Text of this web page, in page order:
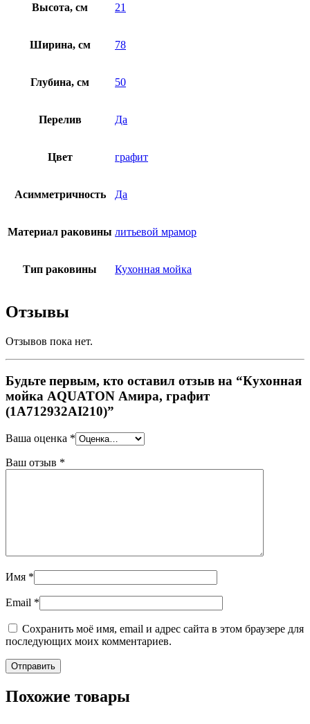
Высота, см 21
Ширина, см 78
Глубина, см 50
Перелив Да
Цвет графит
Асимметричность Да
Материал раковины литьевой мрамор
Тип раковины Кухонная мойка
Отзывы
Отзывов пока нет.
Будьте первым, кто оставил отзыв на “Кухонная
мойка AQUATON Амира, графит
(1A712932AI210)”
Ваша оценка *
Ваш отзыв *
Имя *
Email *
Сохранить моё имя, email и адрес сайта в этом браузере для
последующих моих комментариев.
Похожие товары